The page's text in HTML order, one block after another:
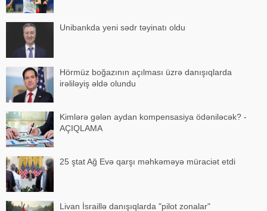
Unibankda yeni sədr təyinatı oldu
Hörmüz boğazının açılması üzrə danışıqlarda
irəliləyiş əldə olundu
Kimlərə gələn aydan kompensasiya ödəniləcək? -
AÇIQLAMA
25 ştat Ağ Evə qarşı məhkəməyə müraciət etdi
Livan İsraillə danışıqlarda "pilot zonalar"